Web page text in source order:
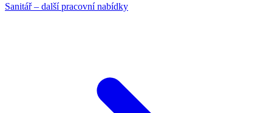
Sanitář – další pracovní nabídky